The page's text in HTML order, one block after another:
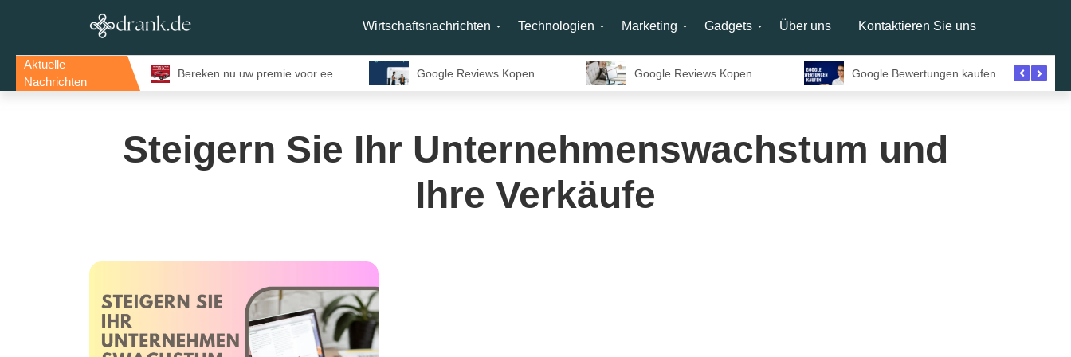
Wirtschaftsnachrichten Technologien Marketing Gadgets Über uns Kontaktieren Sie uns
Aktuelle
Nachrichten
Bereken nu uw premie voor een bestelautoverzekering en bespaar direct Google Reviews Kopen Google Reviews Kopen Google Bewertungen kaufen
Steigern Sie Ihr Unternehmenswachstum und
Ihre Verkäufe